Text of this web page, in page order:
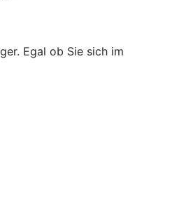
Egal ob Sie sich im